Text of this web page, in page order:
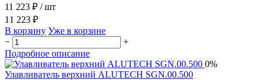
11 223 ₽ / шт
11 223 ₽
В корзину Уже в корзине
−
+
Подробное описание
0%
Улавливатель верхний ALUTECH SGN.00.500